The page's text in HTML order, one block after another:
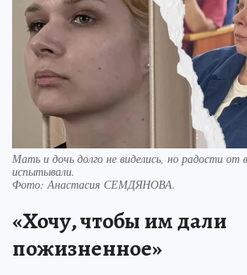
Мать и дочь долго не виделись, но радости от
испытывали.
Фото: Анастасия СЕМДЯНОВА.
«Хочу, чтобы им дали
пожизненное»